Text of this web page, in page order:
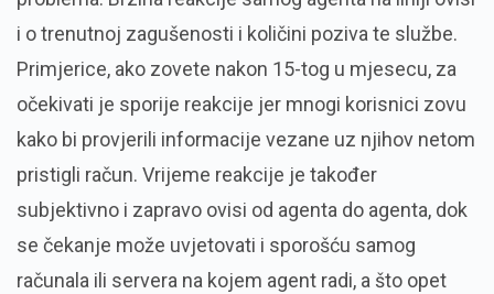
i o trenutnoj zagušenosti i količini poziva te službe.
Primjerice, ako zovete nakon 15-tog u mjesecu, za
očekivati je sporije reakcije jer mnogi korisnici zovu
kako bi provjerili informacije vezane uz njihov netom
pristigli račun. Vrijeme reakcije je također
subjektivno i zapravo ovisi od agenta do agenta, dok
se čekanje može uvjetovati i sporošću samog
računala ili servera na kojem agent radi, a što opet